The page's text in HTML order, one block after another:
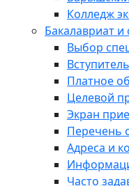
Колледж
Бакалавриат и
Выбор
Платное
Целевой
Экран
Перечень
Адреса и
Часто